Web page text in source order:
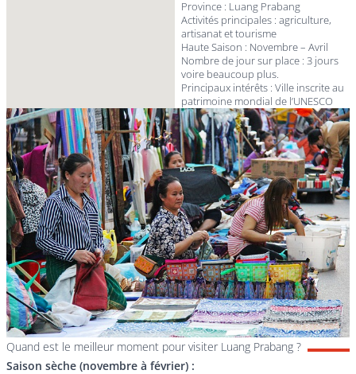
Province : Luang Prabang
Activités principales : agriculture,
artisanat et tourisme
Haute Saison : Novembre – Avril
Nombre de jour sur place : 3 jours
voire beaucoup plus.
Principaux intérêts : Ville inscrite au
patrimoine mondial de l’UNESCO
Quand est le meilleur moment pour visiter Luang Prabang ?
Saison sèche (novembre à février) :